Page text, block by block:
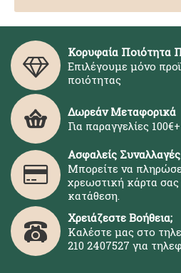
Κορυφαία Ποιότητα
Επιλέγουμε μόνο
ποιότητας
Δωρεάν Μεταφορικά
Για παραγγελίες
Ασφαλείς Συναλλαγές
Μπορείτε να
χρεωστική κάρτα
κατάθεση.
Χρειάζεστε Βοήθεια;
Καλέστε μας στο
210 2407527 για